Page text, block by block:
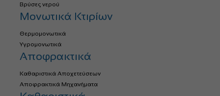
Βρύσες νερού
Μονωτικά Κτιρίων
Θερμομονωτικά
Υγρομονωτικά
Αποφρακτικά
Καθαριστικά Αποχετεύσεων
Αποφρακτικά Μηχανήματα